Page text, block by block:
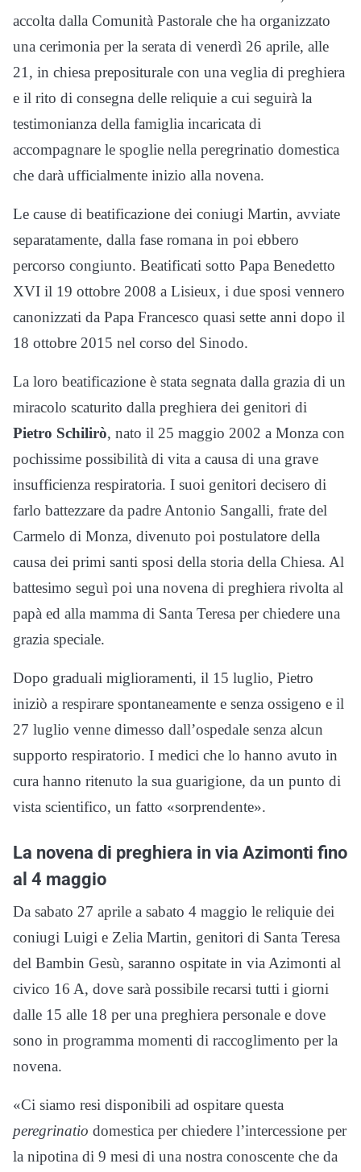
accolta dalla Comunità Pastorale che ha organizzato
una cerimonia per la serata di venerdì 26 aprile, alle
21, in chiesa prepositurale con una veglia di preghiera
e il rito di consegna delle reliquie a cui seguirà la
testimonianza della famiglia incaricata di
accompagnare le spoglie nella peregrinatio domestica
che darà ufficialmente inizio alla novena.
Le cause di beatificazione dei coniugi Martin, avviate
separatamente, dalla fase romana in poi ebbero
percorso congiunto. Beatificati sotto Papa Benedetto
XVI il 19 ottobre 2008 a Lisieux, i due sposi vennero
canonizzati da Papa Francesco quasi sette anni dopo il
18 ottobre 2015 nel corso del Sinodo.
La loro beatificazione è stata segnata dalla grazia di un
miracolo scaturito dalla preghiera dei genitori di
Pietro Schilirò, nato il 25 maggio 2002 a Monza con
pochissime possibilità di vita a causa di una grave
insufficienza respiratoria. I suoi genitori decisero di
farlo battezzare da padre Antonio Sangalli, frate del
Carmelo di Monza, divenuto poi postulatore della
causa dei primi santi sposi della storia della Chiesa. Al
battesimo seguì poi una novena di preghiera rivolta al
papà ed alla mamma di Santa Teresa per chiedere una
grazia speciale.
Dopo graduali miglioramenti, il 15 luglio, Pietro
iniziò a respirare spontaneamente e senza ossigeno e il
27 luglio venne dimesso dall’ospedale senza alcun
supporto respiratorio. I medici che lo hanno avuto in
cura hanno ritenuto la sua guarigione, da un punto di
vista scientifico, un fatto «sorprendente».
La novena di preghiera in via Azimonti fino
al 4 maggio
Da sabato 27 aprile a sabato 4 maggio le reliquie dei
coniugi Luigi e Zelia Martin, genitori di Santa Teresa
del Bambin Gesù, saranno ospitate in via Azimonti al
civico 16 A, dove sarà possibile recarsi tutti i giorni
dalle 15 alle 18 per una preghiera personale e dove
sono in programma momenti di raccoglimento per la
novena.
«Ci siamo resi disponibili ad ospitare questa
peregrinatio domestica per chiedere l’intercessione per
la nipotina di 9 mesi di una nostra conoscente che da